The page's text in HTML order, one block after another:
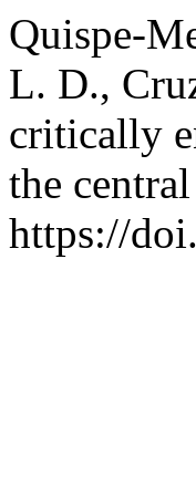
Quispe-
L. D.,
critically
the
https://